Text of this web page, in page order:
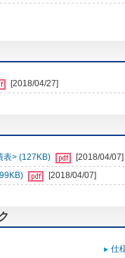
[2018/04/27]
表> (127KB)
[2018/04/07]
[2018/04/07]
仕